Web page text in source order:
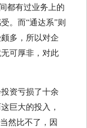
都有过业务上的
。而“通达系”则
多，所以对企
可厚非，对此
资亏损了十余
巨大的投入，
然比不了，因